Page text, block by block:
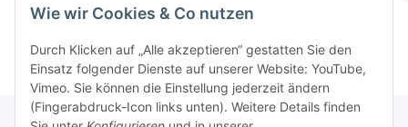
Wie wir Cookies & Co nutzen
Durch Klicken auf „Alle akzeptieren“ gestatten Sie den
Einsatz folgender Dienste auf unserer Website: YouTube,
Vimeo. Sie können die Einstellung jederzeit ändern
(Fingerabdruck-Icon links unten). Weitere Details finden